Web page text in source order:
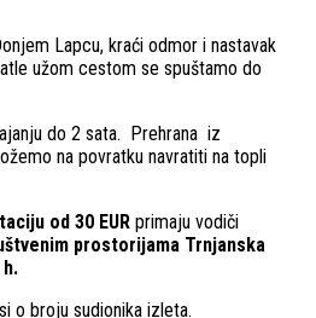
Lapcu, kraći odmor i nastavak
užom cestom se spuštamo do
do 2 sata. Prehrana iz
na povratku navratiti na topli
od 30 EUR primaju vodiči
prostorijama Trnjanska
o broju sudionika izleta.